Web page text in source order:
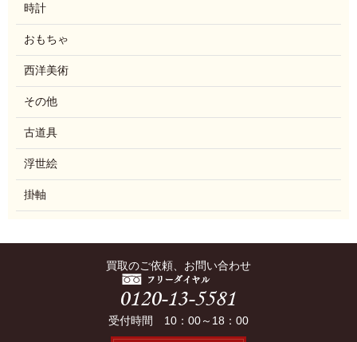
時計
おもちゃ
西洋美術
その他
古道具
浮世絵
掛軸
買取のご依頼、お問い合わせ
受付時間 10：00～18：00